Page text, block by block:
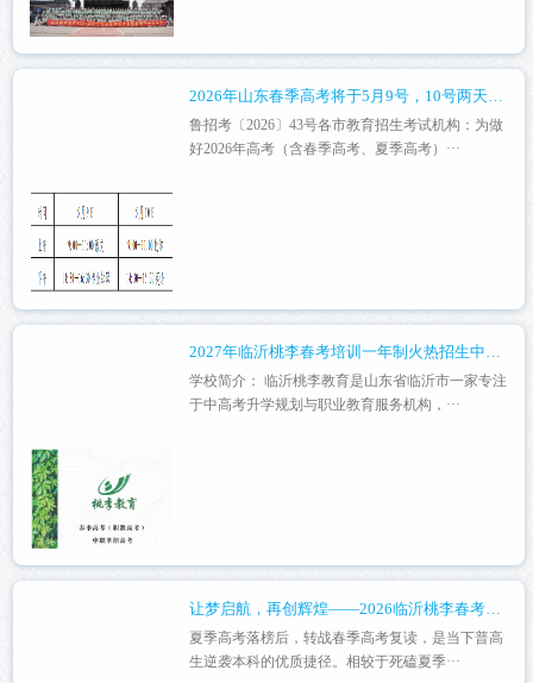
2026年山东春季高考将于5月9号，10号两天进行
鲁招考〔2026〕43号各市教育招生考试机构：为做
好2026年高考（含春季高考、夏季高考）···
2027年临沂桃李春考培训一年制火热招生中！！！
学校简介： 临沂桃李教育是山东省临沂市一家专注
于中高考升学规划与职业教育服务机构，···
夏季高考落榜后，转战春季高考复读，是当下普高
生逆袭本科的优质捷径。相较于死磕夏季···